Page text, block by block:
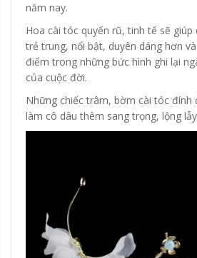
năm nay.
Hoa cài tóc quyến rũ, tinh tế sẽ
trẻ trung, nổi bật, duyên dáng hơn
điểm trong những bức hình ghi lại
của cuộc đời.
Những chiếc trâm, bờm cài tóc đính
làm cô dâu thêm sang trọng, lộng